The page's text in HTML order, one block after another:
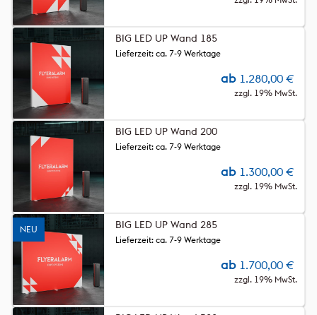
BIG LED UP Wand 185
ab 1.280,00 €
zzgl. 19% MwSt.
Lieferzeit: ca. 7-9 Werktage
BIG LED UP Wand 200
ab 1.300,00 €
zzgl. 19% MwSt.
Lieferzeit: ca. 7-9 Werktage
NEU BIG LED UP Wand 285
ab 1.700,00 €
zzgl. 19% MwSt.
Lieferzeit: ca. 7-9 Werktage